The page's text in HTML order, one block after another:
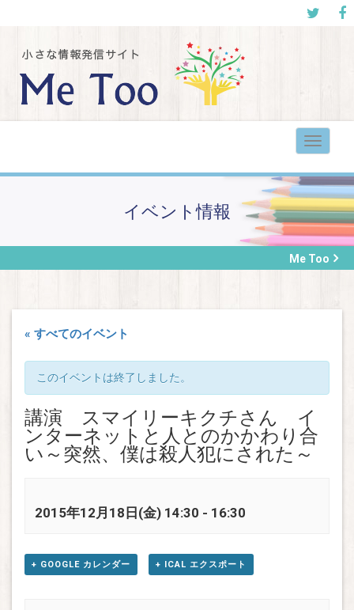
Toggle
イベント情報
Me Too
« すべてのイベント
このイベントは終了しました。
講演 スマイリーキクチさん イ
ンターネットと人とのかかわり合
い～突然、僕は殺人犯にされた～
2015年12月18日(金) 14:30 - 16:30
+ GOOGLE カレンダー + ICAL エクスポート